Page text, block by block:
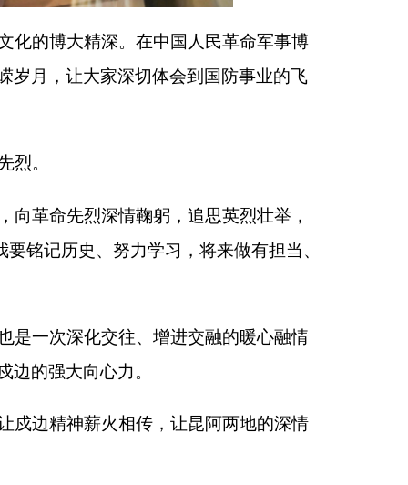
本页 关闭窗口
府 国家部委局